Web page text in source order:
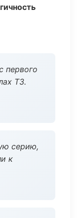
первого
ТЗ.
серию,
к